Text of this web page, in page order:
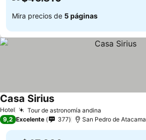
Mira precios de 5 páginas
Hotel Tour de astronomía andina
Casa SiriusVer precios
9,2 Excelente 377 San Pedro de Atacama